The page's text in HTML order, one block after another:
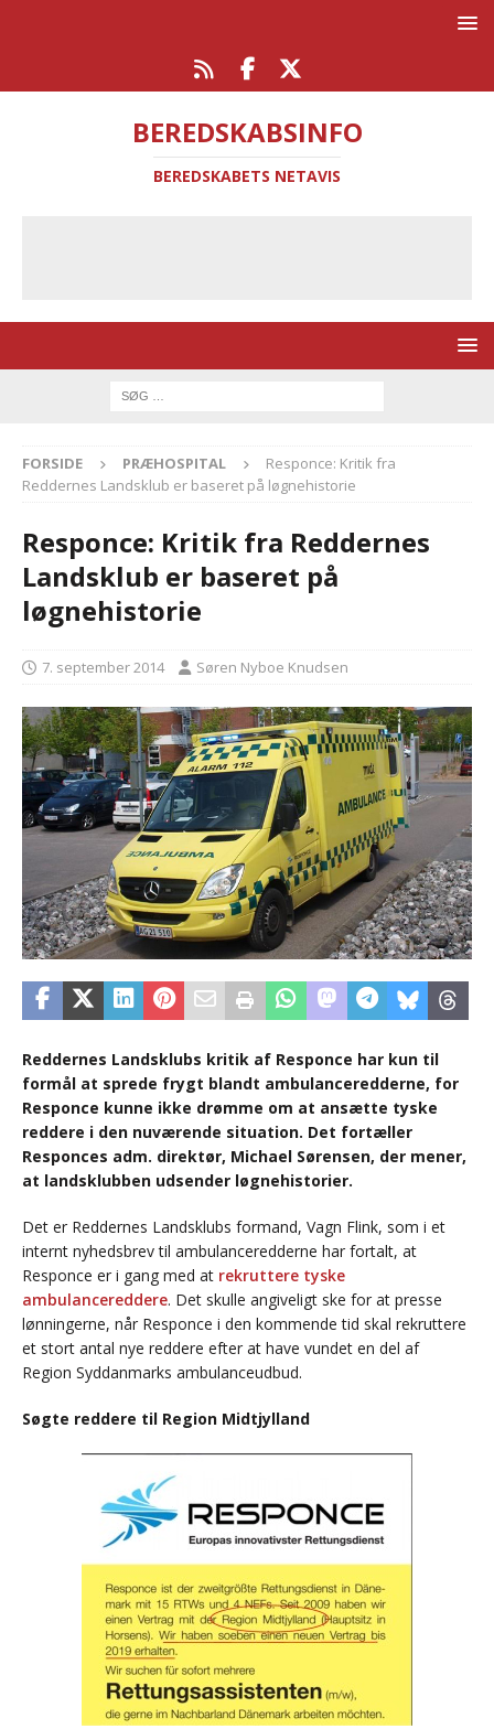
BEREDSKABSINFO
BEREDSKABETS NETAVIS
FORSIDE PRÆHOSPITAL
Responce: Kritik fra
Reddernes Landsklub er baseret på løgnehistorie
Responce: Kritik fra Reddernes
Landsklub er baseret på
løgnehistorie
7. september 2014 Søren Nyboe Knudsen
Reddernes Landsklubs kritik af Responce har kun til
formål at sprede frygt blandt ambulanceredderne, for
Responce kunne ikke drømme om at ansætte tyske
reddere i den nuværende situation. Det fortæller
Responces adm. direktør, Michael Sørensen, der mener,
at landsklubben udsender løgnehistorier.
Det er Reddernes Landsklubs formand, Vagn Flink, som i et
internt nyhedsbrev til ambulanceredderne har fortalt, at
Responce er i gang med at rekruttere tyske
ambulancereddere. Det skulle angiveligt ske for at presse
lønningerne, når Responce i den kommende tid skal rekruttere
et stort antal nye reddere efter at have vundet en del af
Region Syddanmarks ambulanceudbud.
Søgte reddere til Region Midtjylland